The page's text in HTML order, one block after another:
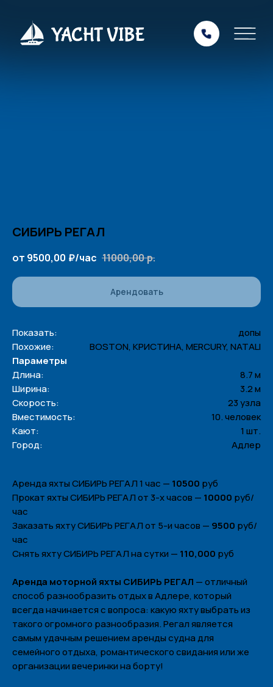
СИБИРЬ РЕГАЛ
от 9500,00 ₽/час 11000,00р.
Арендовать
Показать:
допы
Похожие:
BOSTON, КРИСТИНА, MERCURY, NATALI
Параметры
Длина:
8.7 м
Ширина:
3.2 м
Скорость:
23 узла
Вместимость:
10. человек
Кают:
1 шт.
Город:
Адлер
Аренда яхты СИБИРЬ РЕГАЛ 1 час — 10500 руб
Прокат яхты СИБИРЬ РЕГАЛ от 3-х часов — 10000 руб/
час
Заказать яхту СИБИРЬ РЕГАЛ от 5-и часов — 9500 руб/
час
Снять яхту СИБИРЬ РЕГАЛ на сутки — 110,000 руб
Аренда моторной яхты СИБИРЬ РЕГАЛ — отличный
способ разнообразить отдых в Адлере, который
всегда начинается с вопроса: какую яхту выбрать из
такого огромного разнообразия. Регал является
самым удачным решением аренды судна для
семейного отдыха, романтического свидания или же
организации вечеринки на борту!